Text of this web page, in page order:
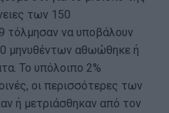
των 150
τόλμησαν να υποβάλουν
μηνυθέντων αθωώθηκε ή
Το υπόλοιπο 2%
οι περισσότερες των
ή μετριάσθηκαν από τον